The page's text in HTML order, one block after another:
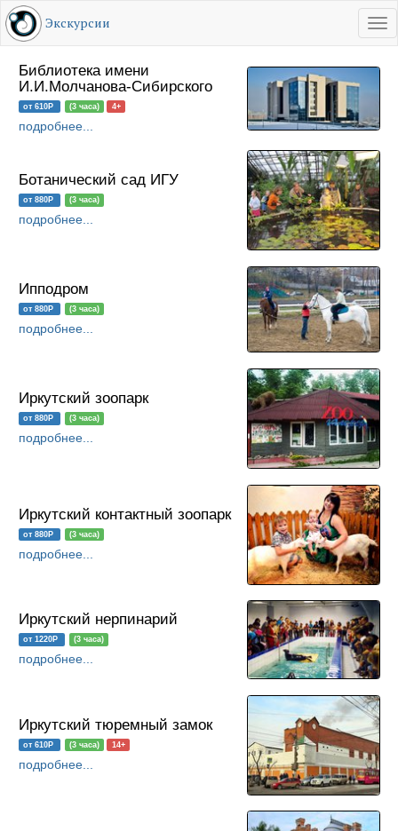
RU
Экскурсии
Библиотека имени
И.И.Молчанова-Сибирского
от 610Р (3 часа) 4+
подробнее...
Ботанический сад ИГУ
от 880Р (3 часа)
подробнее...
Ипподром
от 880Р (3 часа)
подробнее...
Иркутский зоопарк
от 880Р (3 часа)
подробнее...
Иркутский контактный зоопарк
от 880Р (3 часа)
подробнее...
Иркутский нерпинарий
от 1220Р (3 часа)
подробнее...
Иркутский тюремный замок
от 610Р (3 часа) 14+
подробнее...